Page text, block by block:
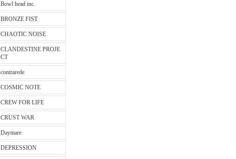
Bowl head inc.
BRONZE FIST
CHAOTIC NOISE
CLANDESTINE PROJE
CT
contrarede
COSMIC NOTE
CREW FOR LIFE
CRUST WAR
Daymare
DEPRESSION